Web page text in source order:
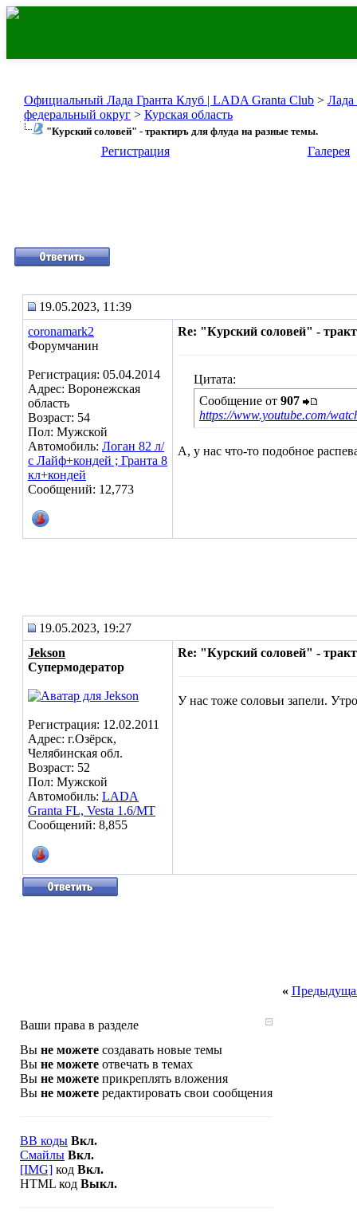
Официальный Лада Гранта Клуб | LADA Granta Club > Лада
федеральный округ > Курская область
"Курский соловей" - трактиръ для флуда на разные темы.
Регистрация Галерея
19.05.2023, 11:39
coronamark2
Форумчанин
Регистрация: 05.04.2014
Адрес: Воронежская
область
Возраст: 54
Пол: Мужской
Автомобиль: Логан 82 л/
с Лайф+кондей ; Гранта 8
кл+кондей
Сообщений: 12,773
Re: "Курский соловей" -
Цитата:
Сообщение от 907
https://www.youtube.com/
А, у нас что-то подобное
19.05.2023, 19:27
Jekson
Супермодератор
Регистрация: 12.02.2011
Адрес: г.Озёрск,
Челябинская обл.
Возраст: 52
Пол: Мужской
Автомобиль: LADA
Granta FL, Vesta 1.6/МТ
Сообщений: 8,855
Re: "Курский соловей" -
У нас тоже соловьи запели.
«
Ваши права в разделе
Вы не можете создавать новые темы
Вы не можете отвечать в темах
Вы не можете прикреплять вложения
Вы не можете редактировать свои сообщения
BB коды Вкл.
Смайлы Вкл.
[IMG] код Вкл.
HTML код Выкл.